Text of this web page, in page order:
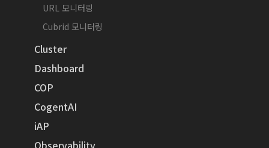
URL 모니터링
Cubrid 모니터링
Cluster
Dashboard
COP
CogentAI
iAP
Observability